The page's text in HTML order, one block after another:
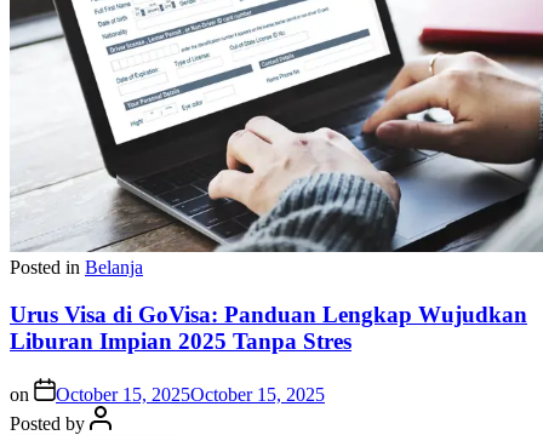
Posted in Belanja
Urus Visa di GoVisa: Panduan Lengkap Wujudkan
Liburan Impian 2025 Tanpa Stres
on October 15, 2025October 15, 2025
Posted by